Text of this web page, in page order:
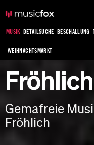
MUSIK DETAILSUCHE BESCHALLUNG
WEIHNACHTSMARKT
Fröhlich
Gemafreie
Fröhlich